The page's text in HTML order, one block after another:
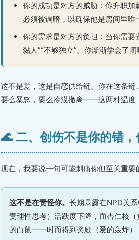
你的成功是对方的威胁：你升职
必须被调暗，以确保他是房间里唯
你的需求是对方的负担：当你需
黏人”“不够独立”。你渐渐学会了闭
这不是爱，这是自恋供给链。你在这条
要么暴怒，要么冷漠撤离——这两种温度
🌊 二、创伤不是你的错
现在，我要说一句可能刺痛你但至关重要
这不是在责怪你。 长期暴露在NPD关
责理性思考）活跃度下降，而杏仁核
的白鼠——时而得到奖励（爱的轰炸）